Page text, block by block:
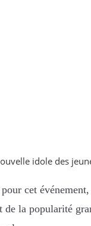
idole des
cet
de la popularité